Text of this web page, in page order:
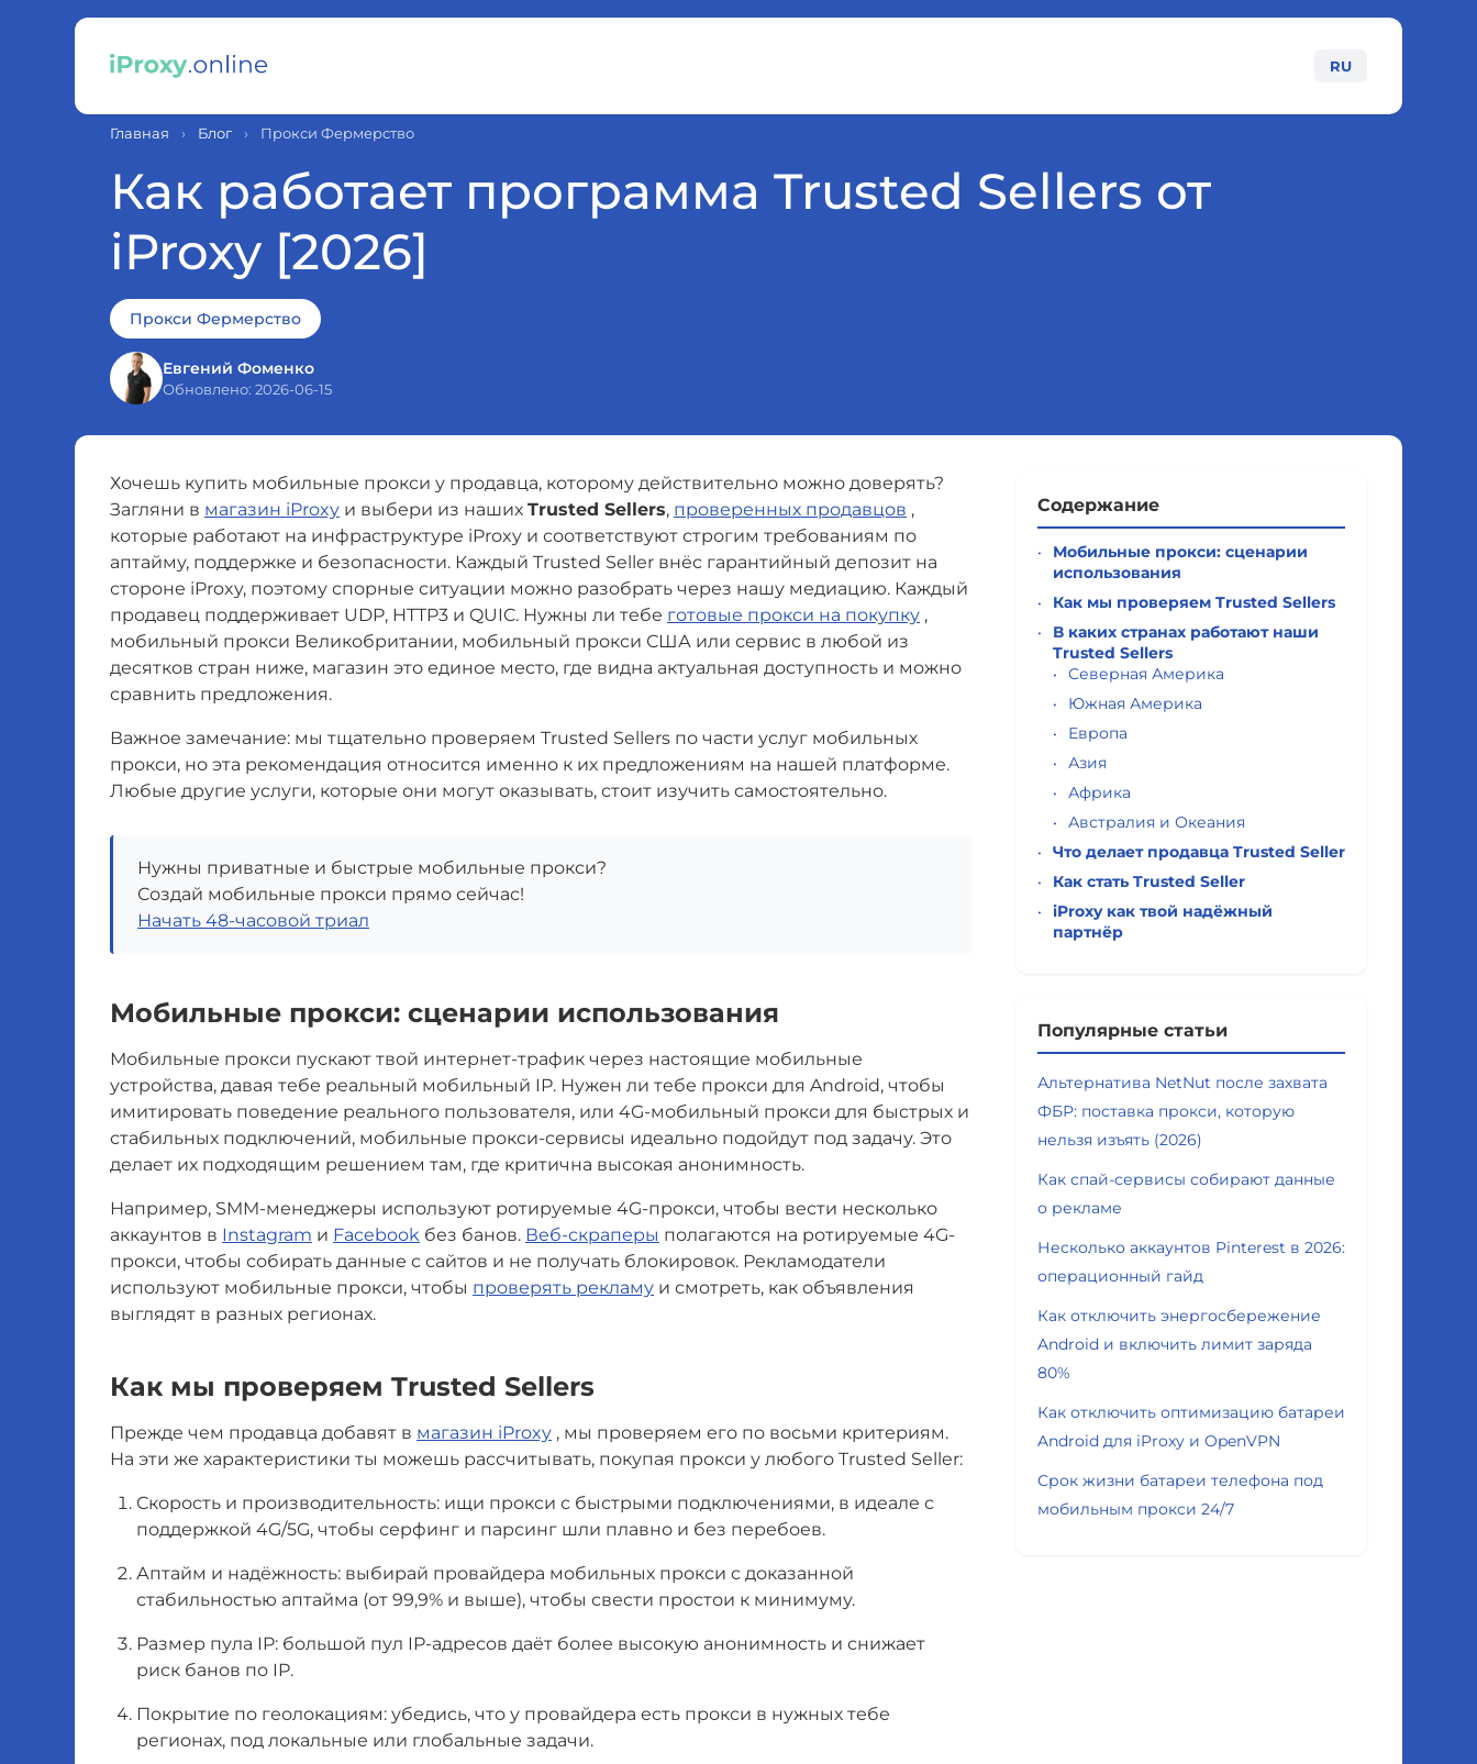
RU
Главная › Блог › Прокси Фермерство
Как работает программа Trusted Sellers от
iProxy [2026]
Прокси Фермерство
Евгений Фоменко
Обновлено: 2026-06-15
Хочешь купить мобильные прокси у продавца, которому действительно можно доверять?
Загляни в магазин iProxy и выбери из наших Trusted Sellers, проверенных продавцов ,
которые работают на инфраструктуре iProxy и соответствуют строгим требованиям по
аптайму, поддержке и безопасности. Каждый Trusted Seller внёс гарантийный депозит на
стороне iProxy, поэтому спорные ситуации можно разобрать через нашу медиацию. Каждый
продавец поддерживает UDP, HTTP3 и QUIC. Нужны ли тебе готовые прокси на покупку ,
мобильный прокси Великобритании, мобильный прокси США или сервис в любой из
десятков стран ниже, магазин это единое место, где видна актуальная доступность и можно
сравнить предложения.
Важное замечание: мы тщательно проверяем Trusted Sellers по части услуг мобильных
прокси, но эта рекомендация относится именно к их предложениям на нашей платформе.
Любые другие услуги, которые они могут оказывать, стоит изучить самостоятельно.
Нужны приватные и быстрые мобильные прокси?
Создай мобильные прокси прямо сейчас!
Начать 48-часовой триал
Мобильные прокси: сценарии использования
Мобильные прокси пускают твой интернет-трафик через настоящие мобильные
устройства, давая тебе реальный мобильный IP. Нужен ли тебе прокси для Android, чтобы
имитировать поведение реального пользователя, или 4G-мобильный прокси для быстрых и
стабильных подключений, мобильные прокси-сервисы идеально подойдут под задачу. Это
делает их подходящим решением там, где критична высокая анонимность.
Например, SMM-менеджеры используют ротируемые 4G-прокси, чтобы вести несколько
аккаунтов в Instagram и Facebook без банов. Веб-скраперы полагаются на ротируемые 4G-
прокси, чтобы собирать данные с сайтов и не получать блокировок. Рекламодатели
используют мобильные прокси, чтобы проверять рекламу и смотреть, как объявления
выглядят в разных регионах.
Как мы проверяем Trusted Sellers
Прежде чем продавца добавят в магазин iProxy , мы проверяем его по восьми критериям.
На эти же характеристики ты можешь рассчитывать, покупая прокси у любого Trusted Seller:
Скорость и производительность: ищи прокси с быстрыми подключениями, в идеале с
поддержкой 4G/5G, чтобы серфинг и парсинг шли плавно и без перебоев.
Аптайм и надёжность: выбирай провайдера мобильных прокси с доказанной
стабильностью аптайма (от 99,9% и выше), чтобы свести простои к минимуму.
Размер пула IP: большой пул IP-адресов даёт более высокую анонимность и снижает
риск банов по IP.
Покрытие по геолокациям: убедись, что у провайдера есть прокси в нужных тебе
регионах, под локальные или глобальные задачи.
Содержание
Мобильные прокси: сценарии
использования
Как мы проверяем Trusted Sellers
В каких странах работают наши
Trusted Sellers
Северная Америка
Южная Америка
Европа
Азия
Африка
Австралия и Океания
Что делает продавца Trusted Seller
Как стать Trusted Seller
iProxy как твой надёжный
партнёр
Популярные статьи
Альтернатива NetNut после захвата
ФБР: поставка прокси, которую
нельзя изъять (2026)
Как спай-сервисы собирают данные
о рекламе
Несколько аккаунтов Pinterest в 2026:
операционный гайд
Как отключить энергосбережение
Android и включить лимит заряда
80%
Как отключить оптимизацию батареи
Android для iProxy и OpenVPN
Срок жизни батареи телефона под
мобильным прокси 24/7